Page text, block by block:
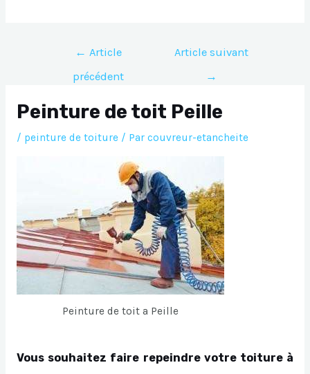
Navigation
l’article
← Article
précédent
Article suivant
→
Peinture de toit Peille
/ peinture de toiture/ Par couvreur-etancheite
Peinture de toit a Peille
Vous souhaitez faire repeindre votre toiture à